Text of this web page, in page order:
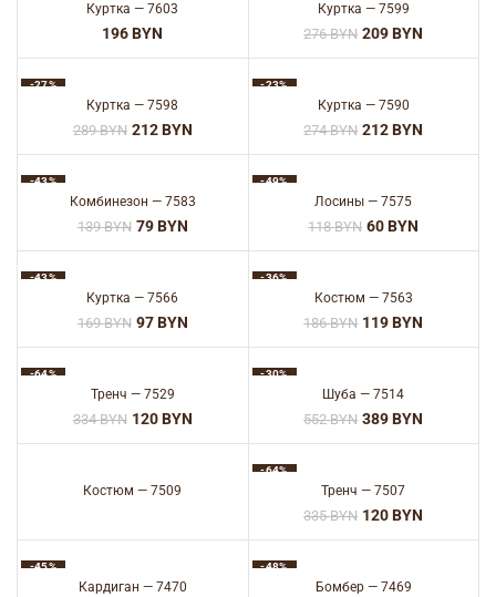
Куртка — 7603
BYN
Куртка — 7599
276BYN 209BYN
-27%
Куртка — 7598
289BYN 212BYN
-23%
Куртка — 7590
274BYN 212BYN
-43%
Комбинезон — 7583
139BYN 79BYN
-49%
Лосины — 7575
118BYN 60BYN
-43%
Куртка — 7566
169BYN 97BYN
-36%
Костюм — 7563
186BYN 119BYN
-64%
Тренч — 7529
334BYN 120BYN
-30%
Шуба — 7514
552BYN 389BYN
Костюм — 7509
-64%
Тренч — 7507
335BYN 120BYN
-45%
Кардиган — 7470
-48%
Бомбер — 7469